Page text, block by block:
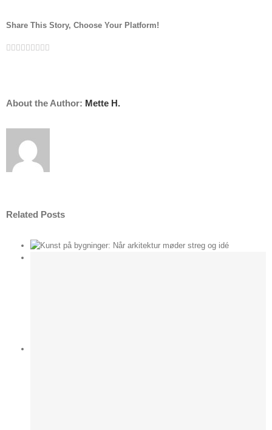
Share This Story, Choose Your Platform!
Facebook
Twitter
Linkedin
Reddit
Tumblr
Google+
Pinterest
Vk
About the Author: Mette H.
Related Posts